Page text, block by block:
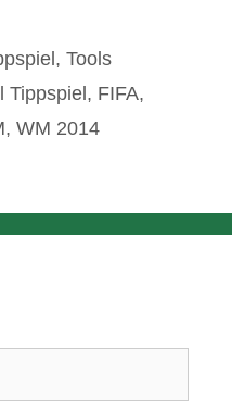
, Tools
Tippspiel , FIFA,
, WM 2014